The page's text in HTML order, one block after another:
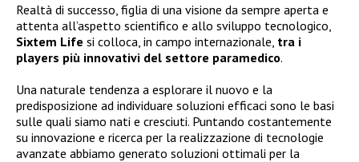
Realtà di successo, figlia di una visione da sempre aperta e
attenta all’aspetto scientifico e allo sviluppo tecnologico,
Sixtem Life si colloca, in campo internazionale, tra i
players più innovativi del settore paramedico.
Una naturale tendenza a esplorare il nuovo e la
predisposizione ad individuare soluzioni efficaci sono le basi
sulle quali siamo nati e cresciuti. Puntando costantemente
su innovazione e ricerca per la realizzazione di tecnologie
avanzate abbiamo generato soluzioni ottimali per la